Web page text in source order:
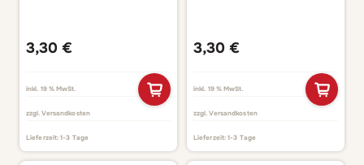
3,30 €
inkl. 19 % MwSt.
zzgl. Versandkosten
Lieferzeit:1-3 Tage
3,30 €
inkl. 19 % MwSt.
zzgl. Versandkosten
Lieferzeit:1-3 Tage